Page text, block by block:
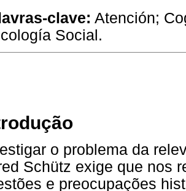
clave: Atención;
Social.
o problema da
Schütz exige que nos
e preocupações